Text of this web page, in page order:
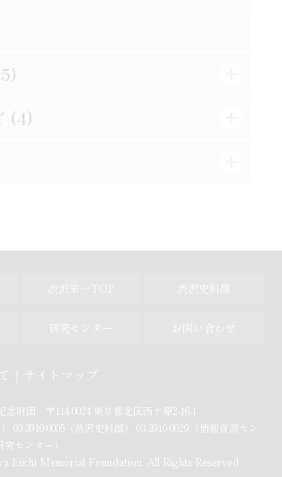
る所以
征服せよ
れに在りや
功
天命を待て
書特約売捌店
(4)
]
）]
]
]
）]
渋沢栄一TOP 渋沢史料館
研究センター お問い合わせ
サイトマップ
念財団 〒114-0024 東京都北区西ケ原2-16-1
03-3910-0005（渋沢史料館） 03-3910-0029（情報資源セン
究センター）
Eiichi Memorial Foundation. All Rights Reserved.